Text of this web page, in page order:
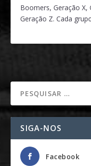
Boomers, Geração X,
Geração Z. Cada
SIGA-NOS
Facebook